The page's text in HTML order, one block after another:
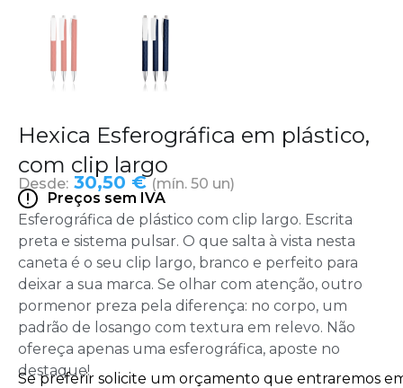
Hexica Esferográfica em plástico,
com clip largo
Desde: 30,50 € (mín. 50 un)
Preços sem IVA
Esferográfica de plástico com clip largo. Escrita
preta e sistema pulsar. O que salta à vista nesta
caneta é o seu clip largo, branco e perfeito para
deixar a sua marca. Se olhar com atenção, outro
pormenor preza pela diferença: no corpo, um
padrão de losango com textura em relevo. Não
ofereça apenas uma esferográfica, aposte no
destaque!